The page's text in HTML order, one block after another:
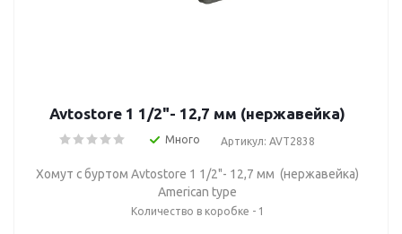
Avtostore 1 1/2"- 12,7 мм (нержавейка)
Много Артикул: AVT2838
Хомут с буртом Avtostore 1 1/2"- 12,7 мм (нержавейка)
American type
Количество в коробке - 1